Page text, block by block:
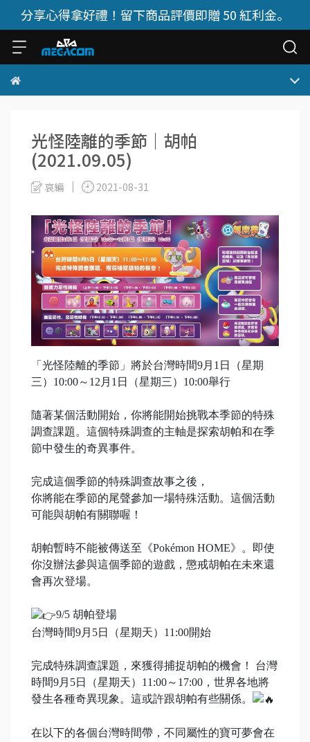
分享心得拿好禮！留下商品評價即贈 50 紅利金。
光怪陸離的季節｜胡帕
(2021.09.05)
哀編 2021-08-31
「光怪陸離的季節」將於台灣時間9月1日（星期
三）10:00～12月1日（星期三）10:00舉行
隨著某個活動開始，你將能開始挑戰本季節的特殊
調查課題。這個特殊調查的主軸是探索胡帕和在季
節中發生的奇異事件。
完成這個季節的特殊調查故事之後，
你將能在季節的尾聲參加一場特殊活動。這個活動
可能與胡帕有關聯喔！
胡帕暫時不能被傳送至《Pokémon HOME》。即使
你沒辦法參與這個季節的遊戲，懲戒胡帕在未來還
會再次登場。
9/5 胡帕登場
台灣時間9月5日（星期天）11:00開始
完成特殊調查課題，來獲得捕捉胡帕的機會！ 台灣
時間9月5日（星期天）11:00～17:00，世界各地將
發生各種奇異現象。這或許跟胡帕有些關係。
在以下的各個台灣時間帶，不同屬性的寶可夢會在